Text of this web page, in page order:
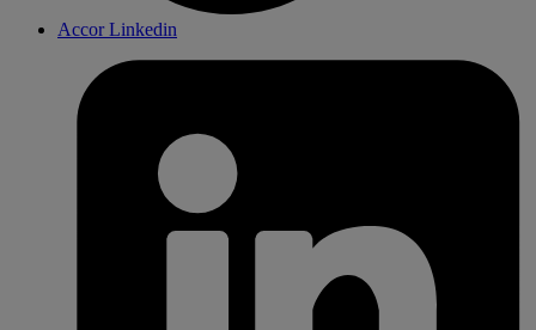
Accor Linkedin